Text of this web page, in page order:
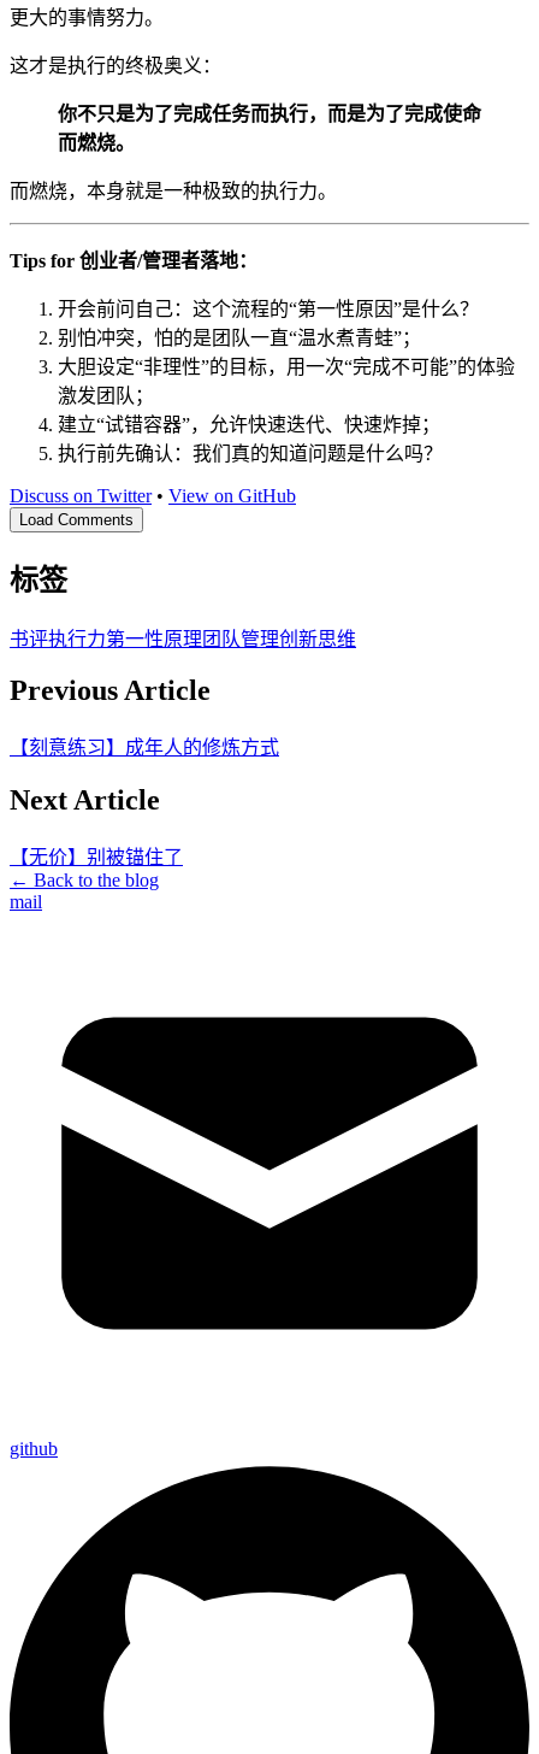
更大的事情努力。
这才是执行的终极奥义：
你不只是为了完成任务而执行，而是为了完成使命
而燃烧。
而燃烧，本身就是一种极致的执行力。
Tips for 创业者/管理者落地：
开会前问自己：这个流程的“第一性原因”是什么？
别怕冲突，怕的是团队一直“温水煮青蛙”；
大胆设定“非理性”的目标，用一次“完成不可能”的体验
激发团队；
建立“试错容器”，允许快速迭代、快速炸掉；
执行前先确认：我们真的知道问题是什么吗？
Discuss on Twitter• View on GitHub
Load Comments
标签
书评执行力第一性原理 团队管理创新思维
Previous Article
【刻意练习】成年人的修炼方式
Next Article
【无价】别被锚住了
← Back to the blog
mail
github